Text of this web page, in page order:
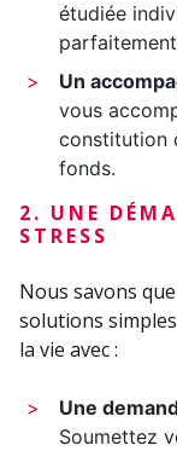
étudiée
Un
vous
constitution
fonds.
2. UNE
STRESS
Nous savons
solutions
la vie avec :
Une
Soumettez